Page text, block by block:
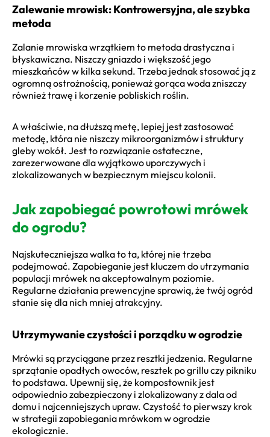
Zalewanie mrowisk: Kontrowersyjna, ale szybka
metoda
Zalanie mrowiska wrzątkiem to metoda drastyczna i
błyskawiczna. Niszczy gniazdo i większość jego
mieszkańców w kilka sekund. Trzeba jednak stosować ją z
ogromną ostrożnością, ponieważ gorąca woda zniszczy
również trawę i korzenie pobliskich roślin.
A właściwie, na dłuższą metę, lepiej jest zastosować
metodę, która nie niszczy mikroorganizmów i struktury
gleby wokół. Jest to rozwiązanie ostateczne,
zarezerwowane dla wyjątkowo uporczywych i
zlokalizowanych w bezpiecznym miejscu kolonii.
Jak zapobiegać powrotowi mrówek
do ogrodu?
Najskuteczniejsza walka to ta, której nie trzeba
podejmować. Zapobieganie jest kluczem do utrzymania
populacji mrówek na akceptowalnym poziomie.
Regularne działania prewencyjne sprawią, że twój ogród
stanie się dla nich mniej atrakcyjny.
Utrzymywanie czystości i porządku w ogrodzie
Mrówki są przyciągane przez resztki jedzenia. Regularne
sprzątanie opadłych owoców, resztek po grillu czy pikniku
to podstawa. Upewnij się, że kompostownik jest
odpowiednio zabezpieczony i zlokalizowany z dala od
domu i najcenniejszych upraw. Czystość to pierwszy krok
w strategii zapobiegania mrówkom w ogrodzie
ekologicznie.